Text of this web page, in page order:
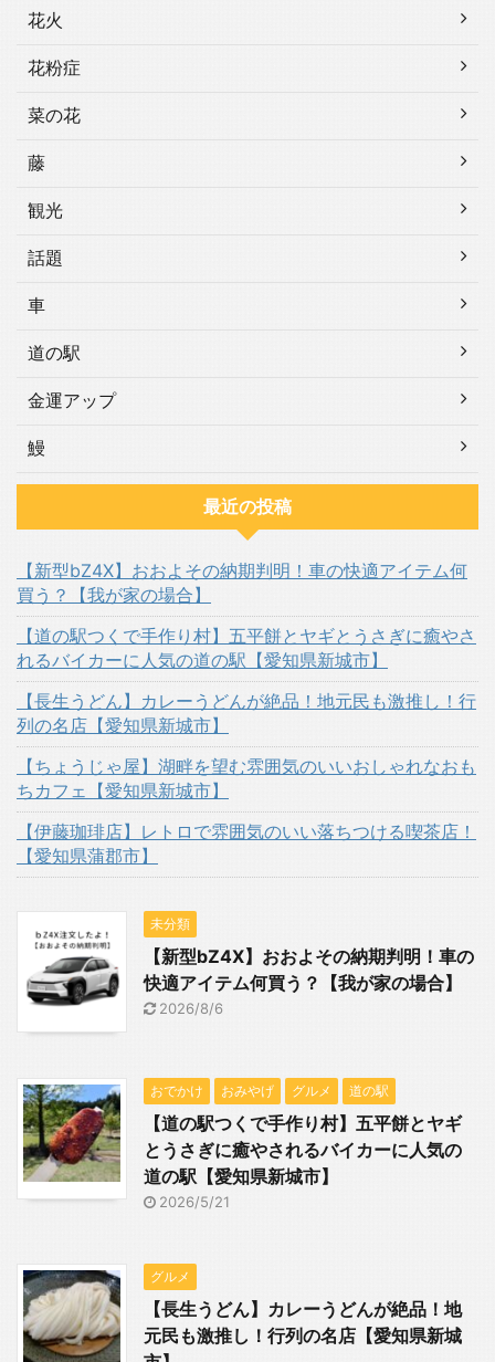
花火
花粉症
菜の花
藤
観光
話題
車
道の駅
金運アップ
鰻
最近の投稿
【新型bZ4X】おおよその納期判明！車の快適アイテム何
買う？【我が家の場合】
【道の駅つくで手作り村】五平餅とヤギとうさぎに癒やさ
れるバイカーに人気の道の駅【愛知県新城市】
【長生うどん】カレーうどんが絶品！地元民も激推し！行
列の名店【愛知県新城市】
【ちょうじゃ屋】湖畔を望む雰囲気のいいおしゃれなおも
ちカフェ【愛知県新城市】
【伊藤珈琲店】レトロで雰囲気のいい落ちつける喫茶店！
【愛知県蒲郡市】
未分類
【新型bZ4X】おおよその納期判明！車の
快適アイテム何買う？【我が家の場合】
2026/8/6
おでかけ おみやげ グルメ 道の駅
【道の駅つくで手作り村】五平餅とヤギ
とうさぎに癒やされるバイカーに人気の
道の駅【愛知県新城市】
2026/5/21
グルメ
【長生うどん】カレーうどんが絶品！地
元民も激推し！行列の名店【愛知県新城